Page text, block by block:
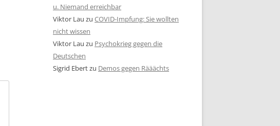
u. Niemand erreichbar
Viktor Lau zu COVID-Impfung: Sie wollten
nicht wissen
Viktor Lau zu Psychokrieg gegen die
Deutschen
Sigrid Ebertzu Demos gegen Rääächts